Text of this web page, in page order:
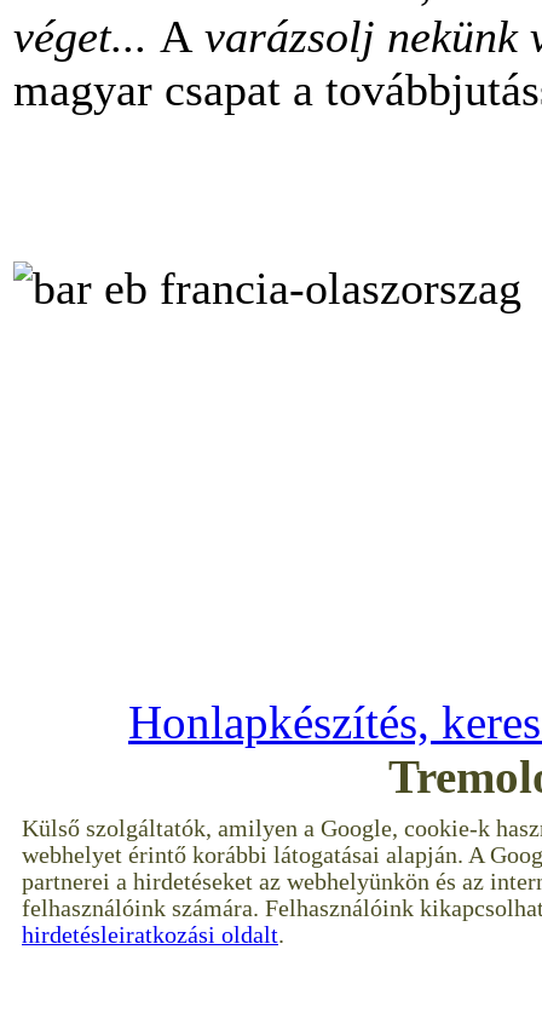
véget... A varázsolj nekünk
magyar csapat a
Honlapkészítés,
Külső szolgáltatók, amilyen a Google, cookie-k
webhelyet érintő korábbi látogatásai alapján. A
partnerei a hirdetéseket az webhelyünkön és az
felhasználóink számára. Felhasználóink
hirdetésleiratkozási oldalt.